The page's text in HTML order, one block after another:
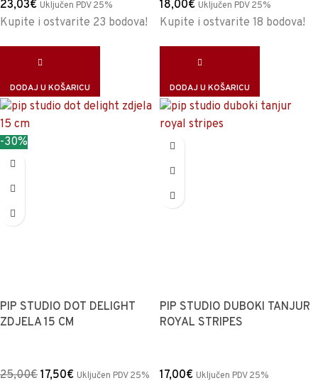
23,03€ Uključen PDV 25%
Kupite i ostvarite 23 bodova!
DODAJ U KOŠARICU
18,00€ Uključen PDV 25%
Kupite i ostvarite 18 bodova!
DODAJ U KOŠARICU
-30%
PIP STUDIO DOT DELIGHT
ZDJELA 15 CM
25,00€ 17,50€ Uključen PDV 25%
PIP STUDIO DUBOKI TANJUR
ROYAL STRIPES
17,00€ Uključen PDV 25%